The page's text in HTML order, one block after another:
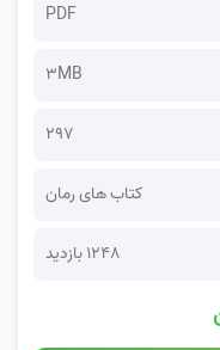
PDF
3MB
297
کتاب های رمان
1248 بازدید